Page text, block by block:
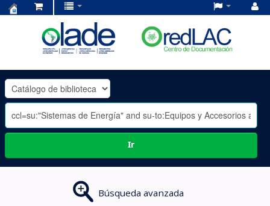
OLADE
-
Ir
Búsqueda avanzada